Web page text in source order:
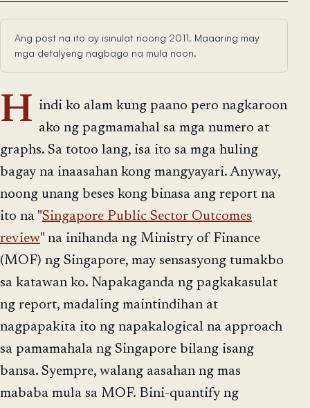
Ang post na ito ay isinulat noong 2011. Maaaring may
mga detalyeng nagbago na mula noon.
H indi ko alam kung paano pero nagkaroon
ako ng pagmamahal sa mga numero at
graphs. Sa totoo lang, isa ito sa mga huling
bagay na inaasahan kong mangyayari. Anyway,
noong unang beses kong binasa ang report na
ito na "Singapore Public Sector Outcomes
review" na inihanda ng Ministry of Finance
(MOF) ng Singapore, may sensasyong tumakbo
sa katawan ko. Napakaganda ng pagkakasulat
ng report, madaling maintindihan at
nagpapakita ito ng napakalogical na approach
sa pamamahala ng Singapore bilang isang
bansa. Syempre, walang aasahan ng mas
mababa mula sa MOF. Bini-quantify ng